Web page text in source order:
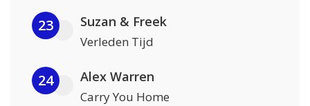
23 Suzan & Freek
Verleden Tijd
24 Alex Warren
Carry You Home